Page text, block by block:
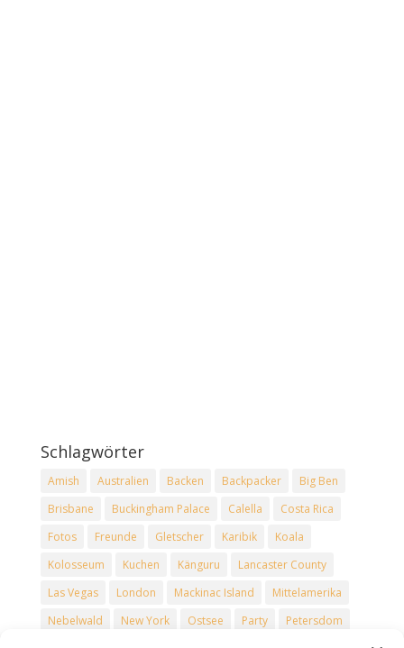
Schlagwörter
Amish Australien Backen Backpacker
Big Ben
Brisbane
Buckingham Palace Calella
Costa Rica
Fotos
Freunde Gletscher Karibik
Koala
Kolosseum
Kuchen Känguru
Lancaster County
Las Vegas
London Mackinac Island
Mittelamerika
Nebelwald
New York Ostsee Party
Petersdom